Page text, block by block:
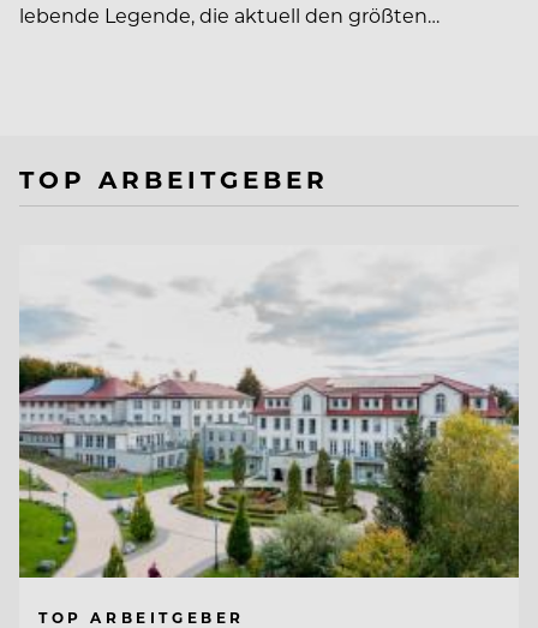
lebende Legende, die aktuell den größten…
TOP ARBEITGEBER
TOP ARBEITGEBER